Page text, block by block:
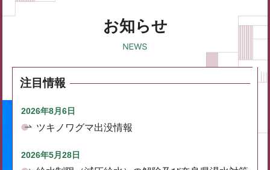
お知らせ
注目情報
2026年8月6日
ツキノワグマ出没情報
2026年5月28日